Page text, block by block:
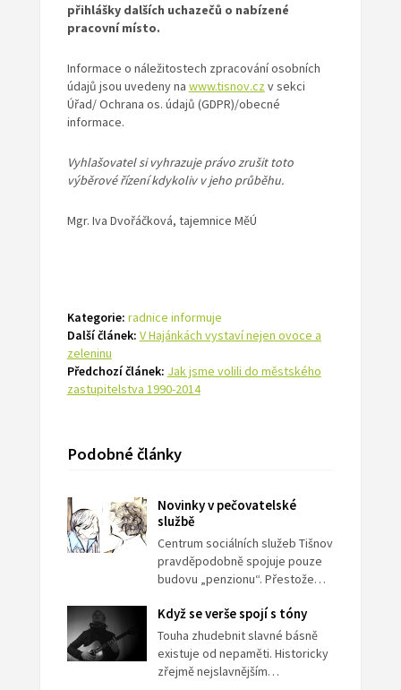
přihlášky dalších uchazečů o nabízené
pracovní místo.
Informace o náležitostech zpracování osobních
údajů jsou uvedeny na www.tisnov.czv sekci
Úřad/ Ochrana os. údajů (GDPR)/obecné
informace.
Vyhlašovatel si vyhrazuje právo zrušit toto
výběrové řízení kdykoliv v jeho průběhu.
Mgr. Iva Dvořáčková, tajemnice MěÚ
Kategorie: radnice informuje
Další článek: V Hajánkách vystaví nejen ovoce a
zeleninu
Předchozí článek: Jak jsme volili do městského
zastupitelstva 1990-2014
Podobné články
Novinky v pečovatelské
službě
Centrum sociálních služeb Tišnov
pravděpodobně spojuje pouze
budovu „penzionu“. Přestože…
Když se verše spojí s tóny
Touha zhudebnit slavné básně
existuje od nepaměti. Historicky
zřejmě nejslavnějším…